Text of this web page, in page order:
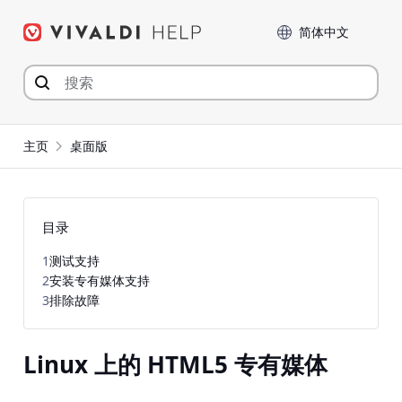
Language
主页 桌面版
Linux 上的 HTML5 专有媒体
目录
1测试支持
2安装专有媒体支持
3排除故障